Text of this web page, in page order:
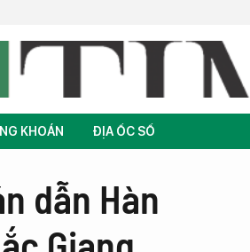
KHOÁN ĐỊA ỐC SỐ
dẫn Hàn